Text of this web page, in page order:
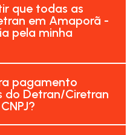
que todas as
em Amaporã -
pela minha
pagamento
do Detran/Ciretran